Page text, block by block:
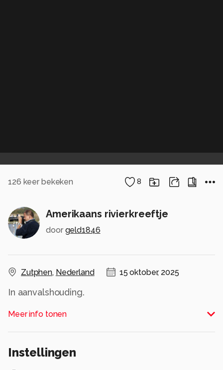
126 keer bekeken 8
Amerikaans rivierkreeftje
door geld1846
Zutphen, Nederland 15 oktober, 2025
In aanvalshouding.
Alle rechten voorbehouden
Meer info tonen
Instellingen